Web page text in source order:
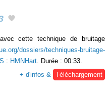
cette technique de bruitage
dossiers/techniques-bruitage-
: HMNHart . Durée : 00:33.
+ d'infos &
Téléchargement